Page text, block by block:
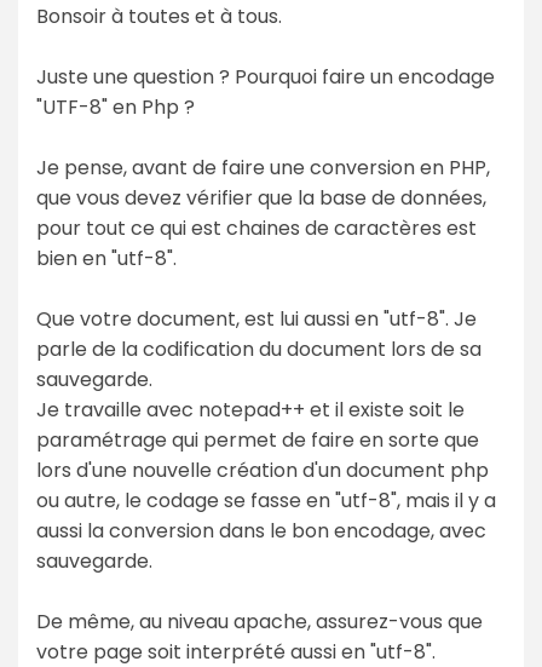
Bonsoir à toutes et à tous.
Juste une question ? Pourquoi faire un encodage
"UTF-8" en Php ?
Je pense, avant de faire une conversion en PHP,
que vous devez vérifier que la base de données,
pour tout ce qui est chaines de caractères est
bien en "utf-8".
Que votre document, est lui aussi en "utf-8". Je
parle de la codification du document lors de sa
sauvegarde.
Je travaille avec notepad++ et il existe soit le
paramétrage qui permet de faire en sorte que
lors d'une nouvelle création d'un document php
ou autre, le codage se fasse en "utf-8", mais il y a
aussi la conversion dans le bon encodage, avec
sauvegarde.
De même, au niveau apache, assurez-vous que
votre page soit interprété aussi en "utf-8".